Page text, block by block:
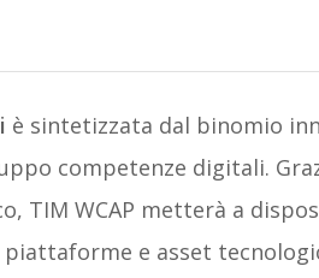
è sintetizzata dal binomio
competenze digitali.
TIM WCAP metterà a
piattaforme e asset